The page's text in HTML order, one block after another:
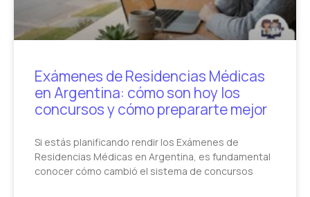
Exámenes de Residencias Médicas
en Argentina: cómo son hoy los
concursos y cómo prepararte mejor
Si estás planificando rendir los Exámenes de
Residencias Médicas en Argentina, es fundamental
conocer cómo cambió el sistema de concursos